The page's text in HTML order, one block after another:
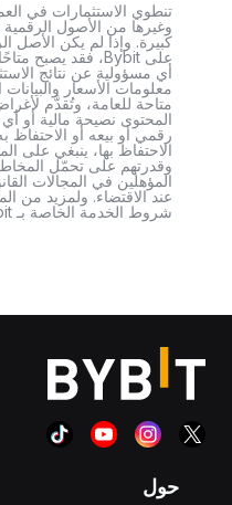
تنطوي الاستثمارات في
كبيرة. وإذا لم يكن الأصل
أي مسؤولية عن نتائج
معلومات الأسعار
متاحة للعامة، وتُقدَّم
المحتوى نصيحة مالية أو
رقمي أو بيعه أو الاحتفاظ
الاحتفاظ بها، ينبغي على
وقدرتهم على تحمّل
المؤهلين في المجالات
عند الاقتضاء. ولمزيد من
شروط الخدمة الخاصة بـ Bybit.
حول